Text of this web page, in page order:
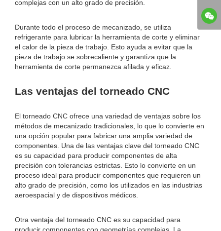
complejas con un alto grado de precisión.
Durante todo el proceso de mecanizado, se utiliza
refrigerante para lubricar la herramienta de corte y eliminar
el calor de la pieza de trabajo. Esto ayuda a evitar que la
pieza de trabajo se sobrecaliente y garantiza que la
herramienta de corte permanezca afilada y eficaz.
Las ventajas del torneado CNC
El torneado CNC ofrece una variedad de ventajas sobre los
métodos de mecanizado tradicionales, lo que lo convierte en
una opción popular para fabricar una amplia variedad de
componentes. Una de las ventajas clave del torneado CNC
es su capacidad para producir componentes de alta
precisión con tolerancias estrictas. Esto lo convierte en un
proceso ideal para producir componentes que requieren un
alto grado de precisión, como los utilizados en las industrias
aeroespacial y de dispositivos médicos.
Otra ventaja del torneado CNC es su capacidad para